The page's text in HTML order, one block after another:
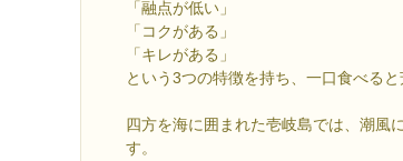
「融点が低い」
「コクがある」
「キレがある」
という3つの特徴を持ち、一口食べる
四方を海に囲まれた壱岐島では、潮風
す。